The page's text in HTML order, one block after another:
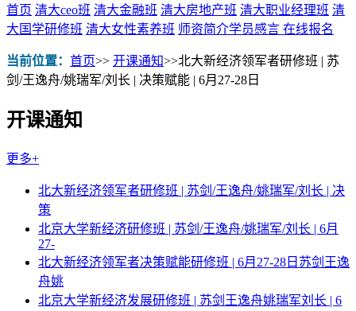
首页 清大ceo班 清大金融班 清大房地产班 清大职业经理班 清
大国学研修班 清大女性素养班 师资简介学员感言 在线报名
当前位置： 首页>> 开课通知>>北大新经济领军者研修班 | 苏
剑/王逸舟/姚瑞军/刘长 | 决策赋能 | 6月27-28日
开课通知
更多+
北大新经济领军者研修班 | 苏剑/王逸舟/姚瑞军/刘长 | 决
策
北京大学新经济研修班 | 苏剑/王逸舟/姚瑞军/刘长 | 6月
27-
北大新经济领军者决策赋能研修班 | 6月27-28日苏剑王逸
舟姚
北京大学新经济发展研修班 | 苏剑王逸舟姚瑞军刘长 | 6